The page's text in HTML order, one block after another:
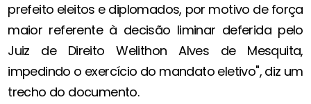
prefeito eleitos e diplomados, por motivo de força
maior referente à decisão liminar deferida pelo
Juiz de Direito Welithon Alves de Mesquita,
impedindo o exercício do mandato eletivo", diz um
trecho do documento.